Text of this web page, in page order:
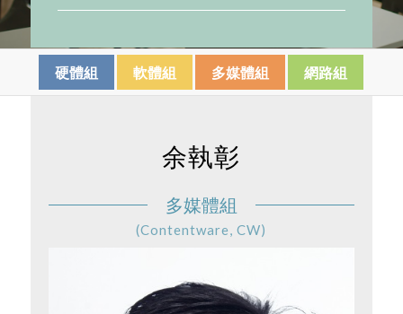
硬體組 軟體組 多媒體組 網路組
余執彰
多媒體組
(Contentware, CW)